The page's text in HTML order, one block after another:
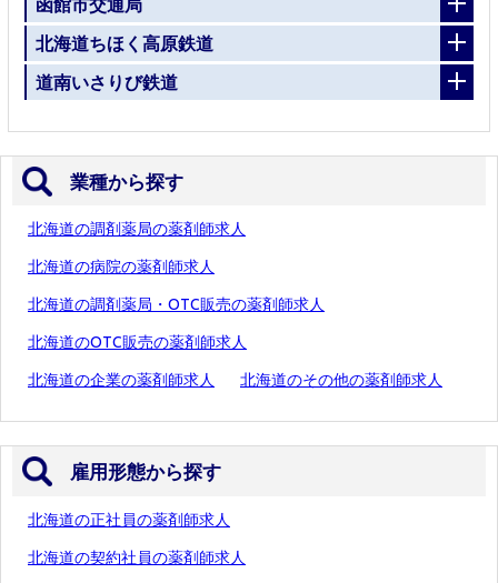
函館市交通局
北海道ちほく高原鉄道
道南いさりび鉄道
業種から探す
北海道の調剤薬局の薬剤師求人
北海道の病院の薬剤師求人
北海道の調剤薬局・OTC販売の薬剤師求人
北海道のOTC販売の薬剤師求人
北海道の企業の薬剤師求人 北海道のその他の薬剤師求人
雇用形態から探す
北海道の正社員の薬剤師求人
北海道の契約社員の薬剤師求人